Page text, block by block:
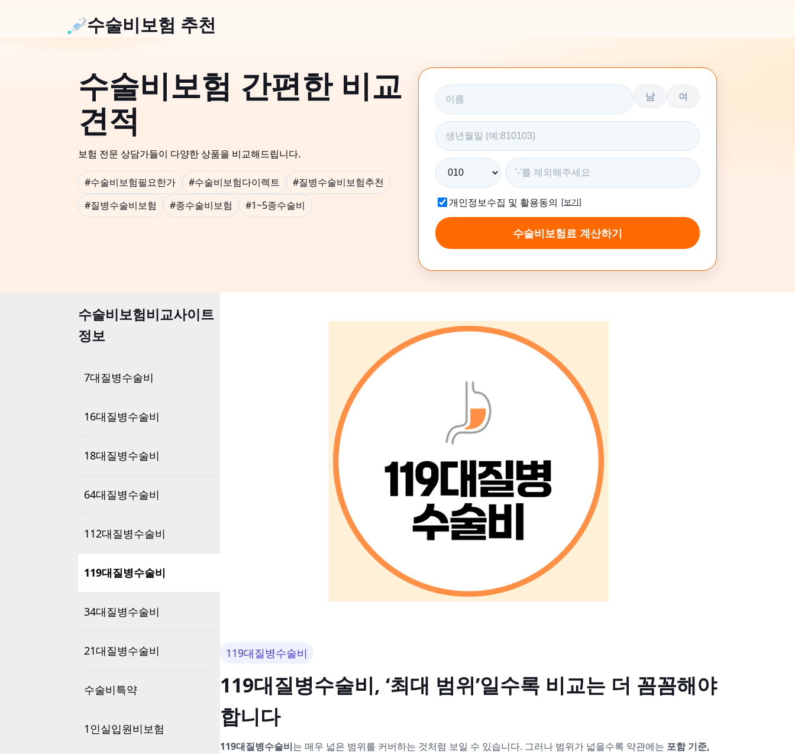
수술비보험 추천
수술비보험 간편한 비교
견적
보험 전문 상담가들이 다양한 상품을 비교해드립니다.
#수술비보험필요한가 #수술비보험다이렉트
#질병수술비보험추천
#질병수술비보험
#종수술비보험 #1~5종수술비
남 여
개인정보수집 및 활용동의 [보기]
수술비보험료 계산하기
수술비보험비교사이트
정보
7대질병수술비
16대질병수술비
18대질병수술비
64대질병수술비
112대질병수술비
119대질병수술비
34대질병수술비
21대질병수술비
수술비특약
1인실입원비보험
119대질병수술비
119대질병수술비, ‘최대 범위’일수록 비교는 더 꼼꼼해야
합니다
119대질병수술비는 매우 넓은 범위를 커버하는 것처럼 보일 수 있습니다. 그러나 범위가 넓을수록 약관에는 포함 기준,